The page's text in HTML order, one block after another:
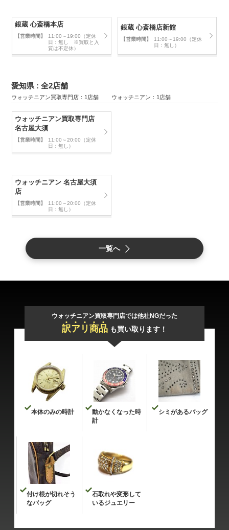
銀蔵 心斎橋本店
【営業時間】
11:00～19:00（定休
日：無し ※買取と入
質は不定休）
銀蔵 心斎橋店新館
【営業時間】
11:00～19:00（定休
日：無し）
愛知県 : 全2店舗
ウォッチニアン買取専門店：1店舗 ウォッチニアン：1店舗
ウォッチニアン買取専門店
名古屋大須
【営業時間】
11:00～20:00（定休
日：無し）
ウォッチニアン 名古屋大須
店
【営業時間】
11:00～20:00（定休
日：無し）
一覧へ
ウォッチニアン買取専門店では他社NGだった
訳アリ 商品も買い取ります！
本体のみの時計
動かなくなった時
計
シミがあるバッグ
付け根が切れそう
なバッグ
石取れや変形して
いるジュエリー